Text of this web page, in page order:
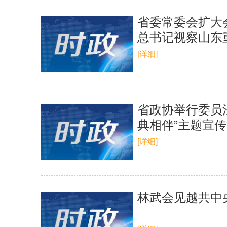
省委常委会扩
总书记视察山
定好位挑大梁
[详细]
省政协举行委员
典相伴”主题宣
[详细]
林武会见越共中